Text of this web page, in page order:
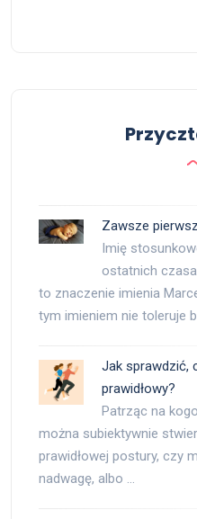
Zawsze
Imię
ostatnich
to znaczenie imienia
tym imieniem nie toleruje
Jak sprawdzić,
prawidłowy?
Patrząc na
można subiektywnie
prawidłowej postury, czy
nadwagę, albo …